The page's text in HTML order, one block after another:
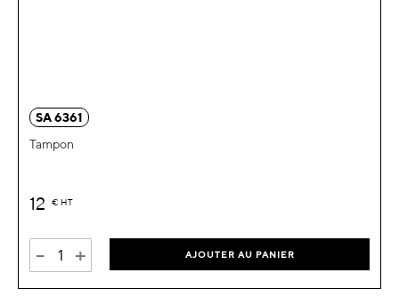
SA 6361
Tampon
12 € HT
- + AJOUTER AU PANIER